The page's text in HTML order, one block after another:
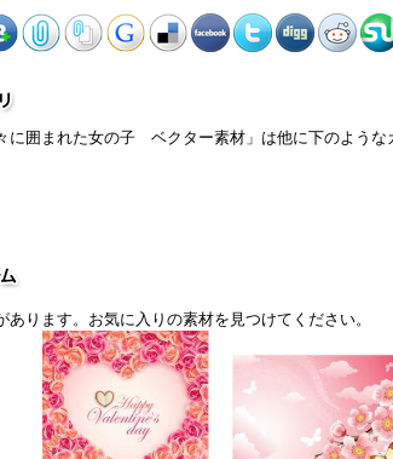
に囲まれた女の子 ベクター素材」は他に下のよう
ります。お気に入りの素材を見つけてください。